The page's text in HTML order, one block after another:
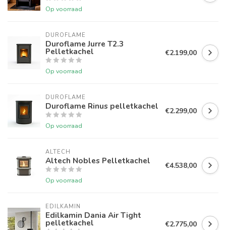
Op voorraad
DUROFLAME
Duroflame Jurre T2.3
Pelletkachel
Op voorraad
€2.199,00
DUROFLAME
Duroflame Rinus pelletkachel
Op voorraad
€2.299,00
ALTECH
Altech Nobles Pelletkachel
Op voorraad
€4.538,00
EDILKAMIN
Edilkamin Dania Air Tight
pelletkachel €2.775,00